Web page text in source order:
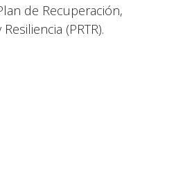
de Recuperación,
(PRTR).